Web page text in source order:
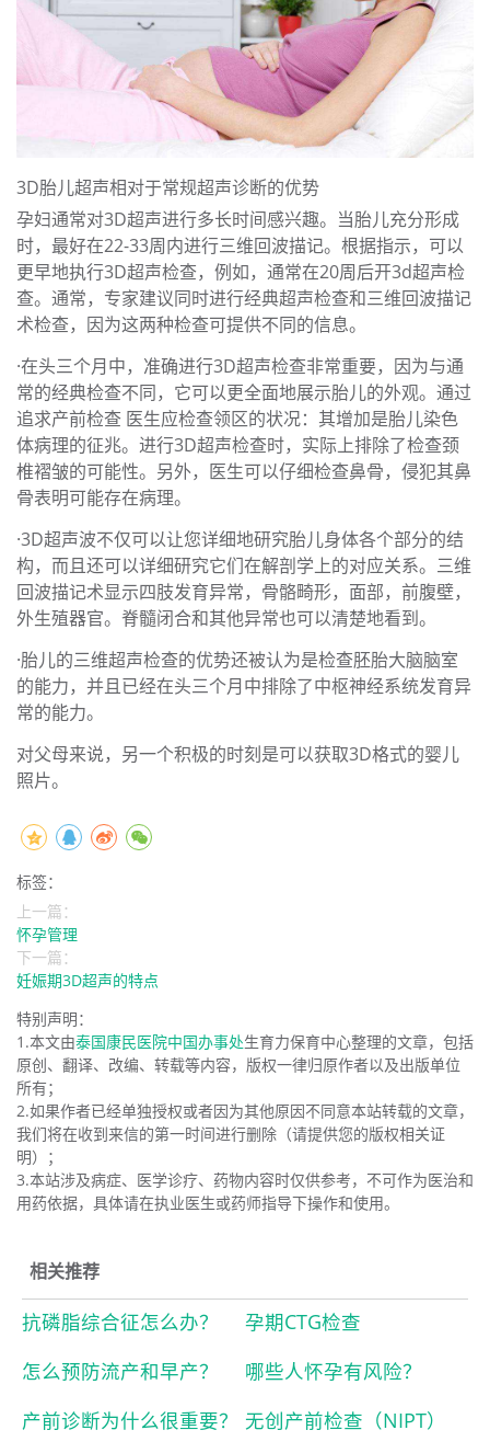
3D胎儿超声相对于常规超声诊断的优势
孕妇通常对3D超声进行多长时间感兴趣。当胎儿充分形成
时，最好在22-33周内进行三维回波描记。根据指示，可以
更早地执行3D超声检查，例如，通常在20周后开3d超声检
查。通常，专家建议同时进行经典超声检查和三维回波描记
术检查，因为这两种检查可提供不同的信息。
·在头三个月中，准确进行3D超声检查非常重要，因为与通
常的经典检查不同，它可以更全面地展示胎儿的外观。通过
追求产前检查 医生应检查领区的状况：其增加是胎儿染色
体病理的征兆。进行3D超声检查时，实际上排除了检查颈
椎褶皱的可能性。另外，医生可以仔细检查鼻骨，侵犯其鼻
骨表明可能存在病理。
·3D超声波不仅可以让您详细地研究胎儿身体各个部分的结
构，而且还可以详细研究它们在解剖学上的对应关系。三维
回波描记术显示四肢发育异常，骨骼畸形，面部，前腹壁，
外生殖器官。脊髓闭合和其他异常也可以清楚地看到。
·胎儿的三维超声检查的优势还被认为是检查胚胎大脑脑室
的能力，并且已经在头三个月中排除了中枢神经系统发育异
常的能力。
对父母来说，另一个积极的时刻是可以获取3D格式的婴儿
照片。
标签：
上一篇：
怀孕管理
下一篇：
妊娠期3D超声的特点
特别声明：
1.本文由泰国康民医院中国办事处生育力保育中心整理的文章，包括
原创、翻译、改编、转载等内容，版权一律归原作者以及出版单位
所有；
2.如果作者已经单独授权或者因为其他原因不同意本站转载的文章，
我们将在收到来信的第一时间进行删除（请提供您的版权相关证
明）；
3.本站涉及病症、医学诊疗、药物内容时仅供参考，不可作为医治和
用药依据，具体请在执业医生或药师指导下操作和使用。
相关推荐
抗磷脂综合征怎么办？
孕期CTG检查
怎么预防流产和早产？
哪些人怀孕有风险？
产前诊断为什么很重要？
无创产前检查（NIPT）